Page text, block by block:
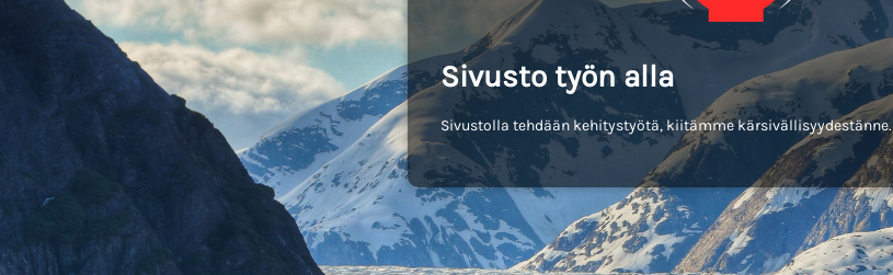
Sivusto työn alla
Sivustolla tehdään kehitystyötä, kiitämme kärsivällisyydestänne.